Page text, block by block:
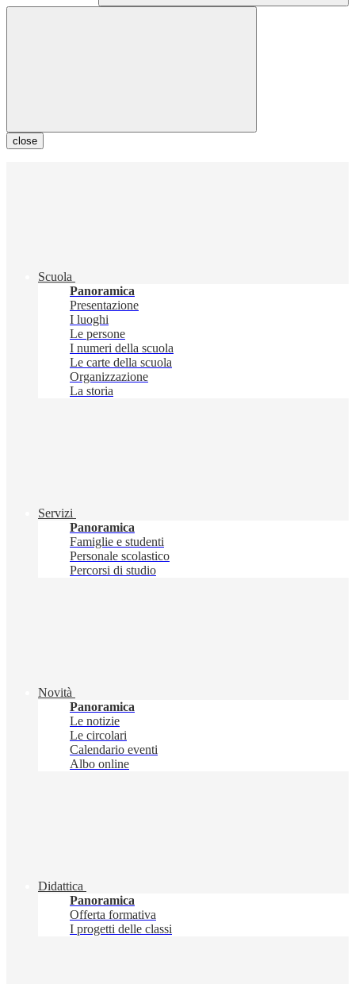
close
Scuola
Panoramica
Presentazione
I luoghi
Le persone
I numeri della scuola
Le carte della scuola
Organizzazione
La storia
Servizi
Panoramica
Famiglie e studenti
Personale scolastico
Percorsi di studio
Novità
Panoramica
Le notizie
Le circolari
Calendario eventi
Albo online
Didattica
Panoramica
Offerta formativa
I progetti delle classi